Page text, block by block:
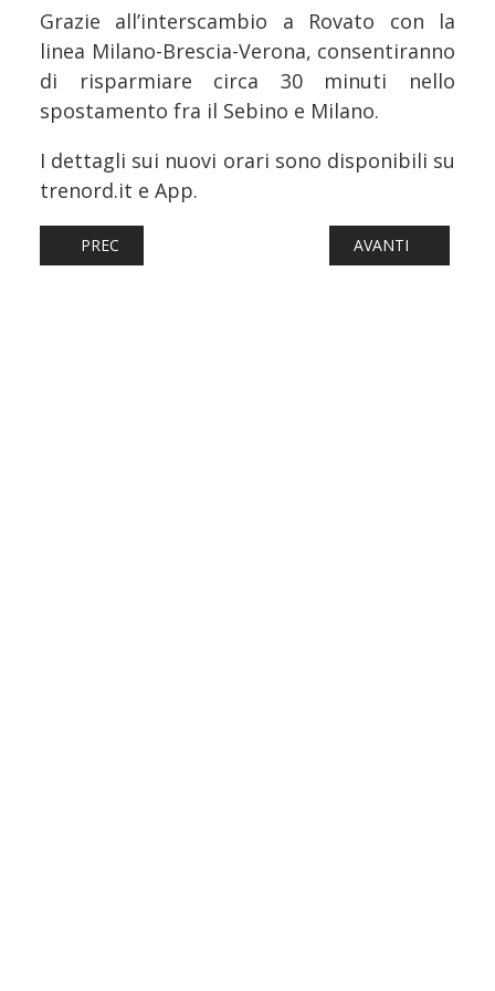
Grazie all’interscambio a Rovato con la
linea Milano-Brescia-Verona, consentiranno
di risparmiare circa 30 minuti nello
spostamento fra il Sebino e Milano.
I dettagli sui nuovi orari sono disponibili su
trenord.it e App.
ARTICOLO PRECEDENTE: FERROVIE: FS E SNCF VERSO
PREC ARTICOLO
AVANTI